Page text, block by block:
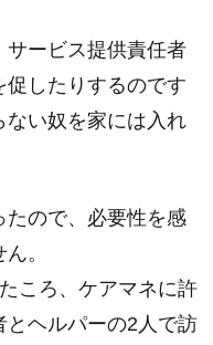
ービス提供責任者
したりするのです
ない奴を家には入れ
たので、必要性を感
。
ころ、ケアマネに許
ヘルパーの2人で訪